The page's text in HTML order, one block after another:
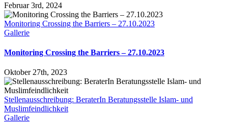
Februar 3rd, 2024
Monitoring Crossing the Barriers – 27.10.2023
Gallerie
Monitoring Crossing the Barriers – 27.10.2023
Oktober 27th, 2023
Stellenausschreibung: BeraterIn Beratungsstelle Islam- und
Muslimfeindlichkeit
Gallerie